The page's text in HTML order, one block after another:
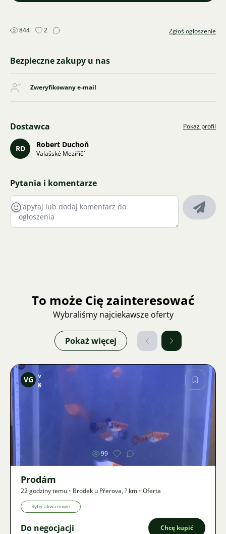
844 2 Zgłoś ogłoszenie
Bezpieczne zakupy u nas
Zweryfikowany e-mail
Dostawca Pokaż profil
RD Robert Duchoň
Valašské Meziříčí
Pytania i komentarze
To może Cię zainteresować
Wybraliśmy najciekawsze oferty
Pokaż więcej
Zdjęcie
VG v
g
99
Prodám
22 godziny temu • Brodek u Přerova,? km • Oferta
Ryby akwariowe
Do negocjacji Chcę kupić